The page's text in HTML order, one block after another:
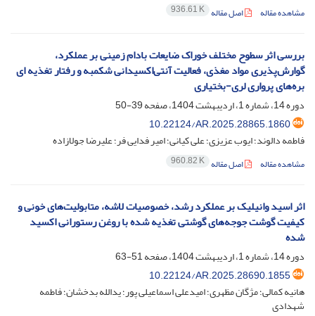
مشاهده مقاله اصل مقاله 936.61 K
بررسی اثر سطوح مختلف خوراک ضایعات بادام زمینی بر عملکرد،
گوارش‌پذیری مواد مغذی، فعالیت آنتی‌اکسیدانی شکمبه و رفتار تغذیه ای
بره‌های پرواری لری-بختیاری
دوره 14، شماره 1، اردیبهشت 1404، صفحه
39-50
10.22124/AR.2025.28865.1860
فاطمه دالوند؛ ایوب عزیزی؛ علی کیانی؛ امیر فدایی فر؛ علیرضا جولازاده
مشاهده مقاله اصل مقاله 960.82 K
اثر اسید وانیلیک بر عملکرد رشد، خصوصیات لاشه، متابولیت‌های خونی و
کیفیت گوشت جوجه‌های گوشتی تغذیه شده با روغن رستورانی اکسید
شده
دوره 14، شماره 1، اردیبهشت 1404، صفحه
51-63
10.22124/AR.2025.28690.1855
هانیه کمالی؛ مژگان مظهری؛ امیدعلی اسماعیلی پور؛ یدالله بدخشان؛ فاطمه
شهدادی